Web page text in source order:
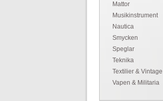
Mattor
Musikinstrument
Nautica
Smycken
Speglar
Teknika
Textilier & Vintage
Vapen & Militaria